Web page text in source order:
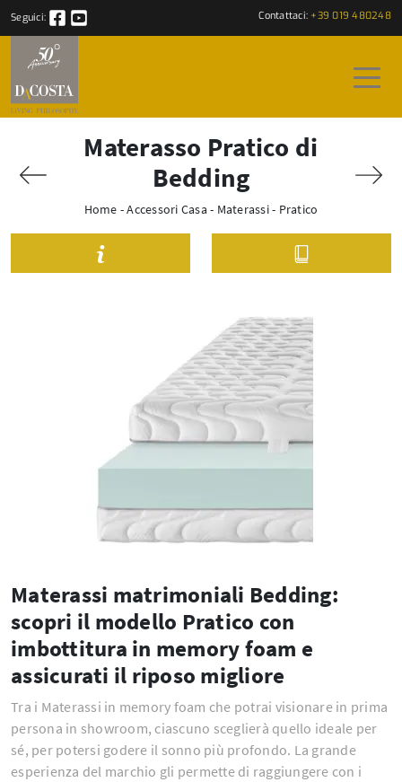
Seguici: Contattaci: +39 019 480248
Materasso Pratico di
Bedding
Home -Accessori Casa - Materassi- Pratico
Materassi matrimoniali Bedding:
scopri il modello Pratico con
imbottitura in memory foam e
assicurati il riposo migliore
Tra i Materassi in memory foam che potrai visionare in prima
persona in showroom, ciascuno sceglierà quello ideale per
sé, per potersi godere il sonno più profondo. La grande
esperienza del marchio gli permette di raggiungere con i